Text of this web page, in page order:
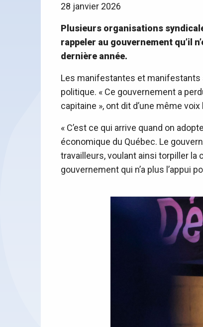
28 janvier 2026
Plusieurs organisations
rappeler au gouvernement qu’il
dernière année.
Les manifestantes et manifestants
politique. « Ce gouvernement a
capitaine », ont dit d’une même voix
« C’est ce qui arrive quand on
économique du Québec. Le
travailleurs, voulant ainsi torpiller la
gouvernement qui n’a plus l’appui